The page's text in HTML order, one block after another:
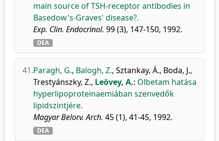
main source of TSH-receptor antibodies in
Basedow's-Graves' disease?.
Exp. Clin. Endocrinol. 99 (3), 147-150, 1992.
DEA
41.Paragh, G., Balogh, Z., Sztankay, Á., Boda, J.,
Trestyánszky, Z., Leövey, A.: Olbetam hatása
hyperlipoproteinaemiában szenvedők
lipidszintjére.
Magyar Belorv. Arch. 45 (1), 41-45, 1992.
DEA